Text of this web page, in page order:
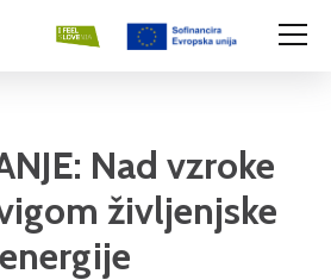
Nad vzroke
življenjske
energije